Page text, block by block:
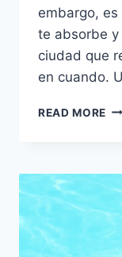
embargo,
te absorbe y
ciudad que
en cuando.
READ MORE